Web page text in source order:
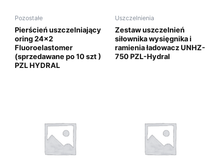
Pozostałe
Pierścień uszczelniający
oring 24×2
Fluoroelastomer
(sprzedawane po 10 szt )
PZL HYDRAL
Uszczelnienia
Zestaw uszczelnień
siłownika wysięgnika i
ramienia ładowacz UNHZ-
750 PZL-Hydral